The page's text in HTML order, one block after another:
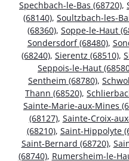
Spechbach-le-Bas (68720),
(68140), Soultzbach-les-
(68360), Soppe-le-Haut
Sondersdorf (68480),
(68240), Sierentz (68510),
Seppois-le-Haut
Sentheim (68780),
Thann (68520),
Sainte-Marie-aux-Mines
(68127), Sainte-Croix-
(68210), Saint-Hippolyte
Saint-Bernard (68720),
(68740), Rumersheim-le-